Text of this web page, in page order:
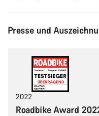
Presse und
2022
Roadbike Award